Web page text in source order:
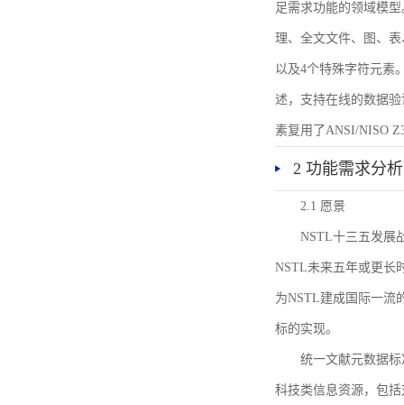
足需求功能的领域模
理、全文文件、图、
以及4个特殊字符元素
述，支持在线的数据
素复用了ANSI/NISO
2 功能需求分析
2.1 愿景
NSTL十三五发展
NSTL未来五年或更长
为NSTL建成国际一流
标的实现。
统一文献元数据
科技类信息资源，包